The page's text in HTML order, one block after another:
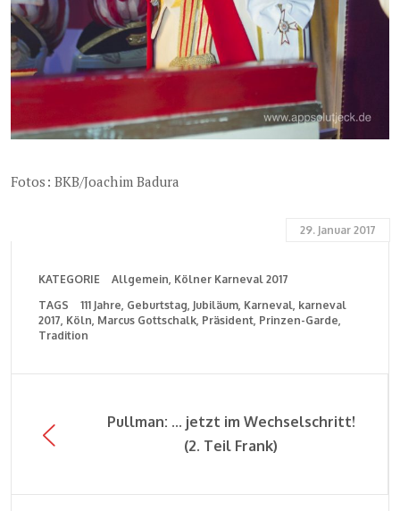
Fotos: BKB/Joachim Badura
29. Januar 2017
KATEGORIE Allgemein Kölner Karneval 2017
TAGS
111 Jahre Geburtstag Jubiläum Karneval karneval
2017 Köln Marcus Gottschalk Präsident Prinzen-Garde
Tradition
Pullman: ... jetzt im Wechselschritt!
(2. Teil Frank)